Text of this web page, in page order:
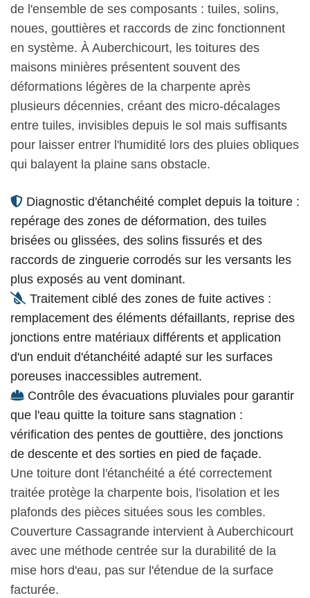
de l'ensemble de ses composants : tuiles, solins,
noues, gouttières et raccords de zinc fonctionnent
en système. À Auberchicourt, les toitures des
maisons minières présentent souvent des
déformations légères de la charpente après
plusieurs décennies, créant des micro-décalages
entre tuiles, invisibles depuis le sol mais suffisants
pour laisser entrer l'humidité lors des pluies obliques
qui balayent la plaine sans obstacle.
Diagnostic d'étanchéité complet depuis la toiture :
repérage des zones de déformation, des tuiles
brisées ou glissées, des solins fissurés et des
raccords de zinguerie corrodés sur les versants les
plus exposés au vent dominant.
Traitement ciblé des zones de fuite actives :
remplacement des éléments défaillants, reprise des
jonctions entre matériaux différents et application
d'un enduit d'étanchéité adapté sur les surfaces
poreuses inaccessibles autrement.
Contrôle des évacuations pluviales pour garantir
que l'eau quitte la toiture sans stagnation :
vérification des pentes de gouttière, des jonctions
de descente et des sorties en pied de façade.
Une toiture dont l'étanchéité a été correctement
traitée protège la charpente bois, l'isolation et les
plafonds des pièces situées sous les combles.
Couverture Cassagrande intervient à Auberchicourt
avec une méthode centrée sur la durabilité de la
mise hors d'eau, pas sur l'étendue de la surface
facturée.